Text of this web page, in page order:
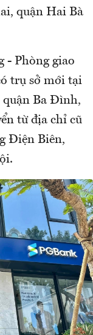
quận Hai Bà
- Phòng giao
trụ sở mới tại
quận Ba Đình,
từ địa chỉ cũ
Điện Biên,